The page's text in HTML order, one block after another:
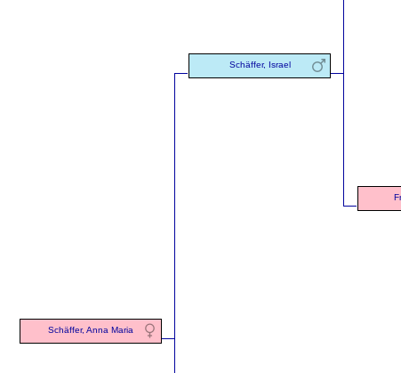
Schäffer, Anna Maria
Schäffer, Israel